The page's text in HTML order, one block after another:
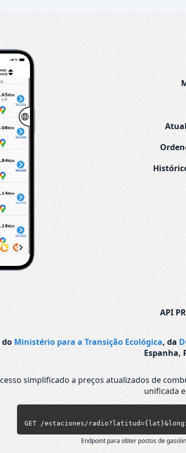
API
do Ministério para a Transição Ecológica, da
Espanha,
simplificado a preços atualizados de
unificada
GET /estaciones/
Endpoint para obter postos de